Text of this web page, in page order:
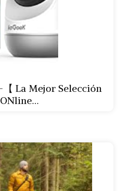
La Mejor Selección
ONline…